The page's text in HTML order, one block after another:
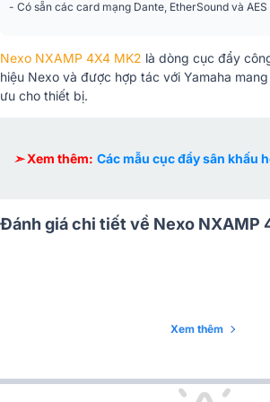
- Có sẵn các card mạng Dante, EtherSound và
Nexo NXAMP 4X4 MK2 là dòng cục đẩy
hiệu Nexo và được hợp tác với Yamaha
ưu cho thiết bị.
➣Xem thêm: Các mẫu cục đẩy sân khấu
Đánh giá chi tiết về Nexo NXAMP
Xem thêm